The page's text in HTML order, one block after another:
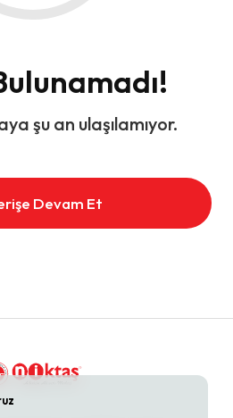
şu an ulaşılamıyor.
Devam Et